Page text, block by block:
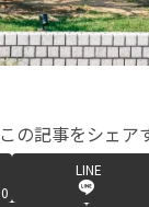
この記事をシェア
0
LINE